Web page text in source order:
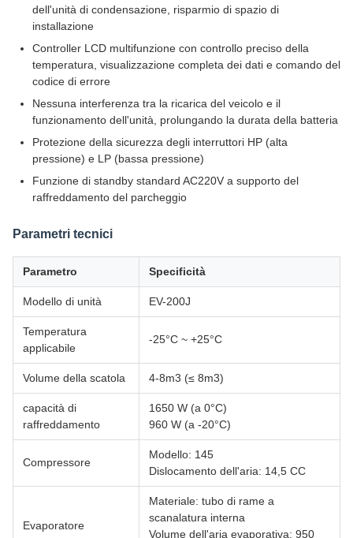
dell'unità di condensazione, risparmio di spazio di
installazione
Controller LCD multifunzione con controllo preciso della
temperatura, visualizzazione completa dei dati e comando del
codice di errore
Nessuna interferenza tra la ricarica del veicolo e il
funzionamento dell'unità, prolungando la durata della batteria
Protezione della sicurezza degli interruttori HP (alta
pressione) e LP (bassa pressione)
Funzione di standby standard AC220V a supporto del
raffreddamento del parcheggio
Parametri tecnici
Parametro Specificità
Modello di unità EV-200J
Temperatura
applicabile
-25°C ~ +25°C
Volume della scatola 4-8m3 (≤ 8m3)
capacità di
raffreddamento
1650 W (a 0°C)
960 W (a -20°C)
Compressore
Modello: 145
Dislocamento dell'aria: 14,5 CC
Evaporatore
Materiale: tubo di rame a
scanalatura interna
Volume dell'aria evaporativa: 950